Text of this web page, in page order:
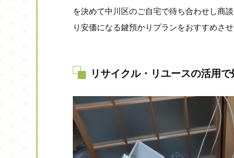
を決めて中川区のご自宅で待ち合わせし商
り安価になる鍵預かりプランをおすすめさ
リサイクル・リユースの活用